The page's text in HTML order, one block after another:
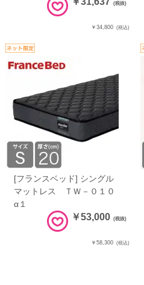
(税抜)
￥34,800 (税込)
[フランスベッド] シングル
マットレス ＴＷ－０１０
α１
￥53,000 (税抜)
￥58,300 (税込)